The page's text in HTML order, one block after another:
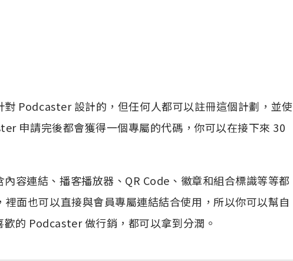
Podcaster 設計的，但任何人都可以註冊這個計劃，並使
申請完後都會獲得一個專屬的代碼，你可以在接下來 30
容連結、播客播放器、QR Code、徽章和組合標識等等都
面也可以直接與會員專屬連結結合使用，所以你可以幫自
的 Podcaster 做行銷，都可以拿到分潤。